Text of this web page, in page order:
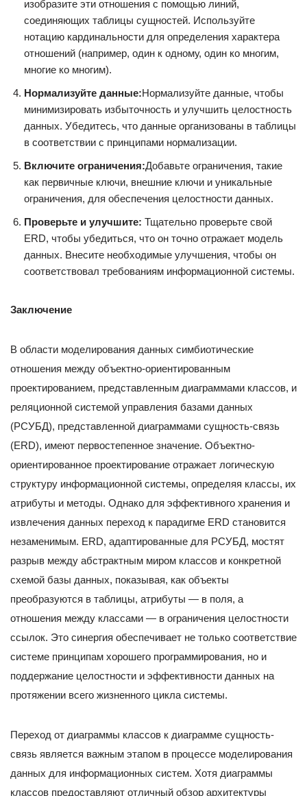
изобразите эти отношения с помощью линий,
соединяющих таблицы сущностей. Используйте
нотацию кардинальности для определения характера
отношений (например, один к одному, один ко многим,
многие ко многим).
Нормализуйте данные:Нормализуйте данные, чтобы
минимизировать избыточность и улучшить целостность
данных. Убедитесь, что данные организованы в таблицы
в соответствии с принципами нормализации.
Включите ограничения:Добавьте ограничения, такие
как первичные ключи, внешние ключи и уникальные
ограничения, для обеспечения целостности данных.
Проверьте и улучшите: Тщательно проверьте свой
ERD, чтобы убедиться, что он точно отражает модель
данных. Внесите необходимые улучшения, чтобы он
соответствовал требованиям информационной системы.
Заключение
В области моделирования данных симбиотические
отношения между объектно-ориентированным
проектированием, представленным диаграммами классов, и
реляционной системой управления базами данных
(РСУБД), представленной диаграммами сущность-связь
(ERD), имеют первостепенное значение. Объектно-
ориентированное проектирование отражает логическую
структуру информационной системы, определяя классы, их
атрибуты и методы. Однако для эффективного хранения и
извлечения данных переход к парадигме ERD становится
незаменимым. ERD, адаптированные для РСУБД, мостят
разрыв между абстрактным миром классов и конкретной
схемой базы данных, показывая, как объекты
преобразуются в таблицы, атрибуты — в поля, а
отношения между классами — в ограничения целостности
ссылок. Это синергия обеспечивает не только соответствие
системе принципам хорошего программирования, но и
поддержание целостности и эффективности данных на
протяжении всего жизненного цикла системы.
Переход от диаграммы классов к диаграмме сущность-
связь является важным этапом в процессе моделирования
данных для информационных систем. Хотя диаграммы
классов предоставляют отличный обзор архитектуры